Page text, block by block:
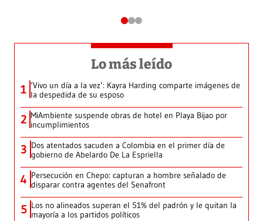
Lo más leído
1 ‘Vivo un día a la vez’: Kayra Harding comparte imágenes de
la despedida de su esposo
2 MiAmbiente suspende obras de hotel en Playa Bijao por
incumplimientos
3 Dos atentados sacuden a Colombia en el primer día de
gobierno de Abelardo De La Espriella
4 Persecución en Chepo: capturan a hombre señalado de
disparar contra agentes del Senafront
5 Los no alineados superan el 51% del padrón y le quitan la
mayoría a los partidos políticos